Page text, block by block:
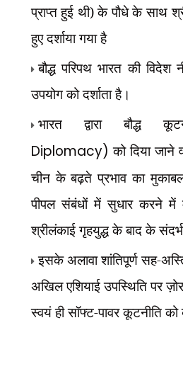
प्राप्त हुई थी) के पौधे के साथ
हुए दर्शाया गया है
बौद्ध परिपथ भारत की विदेश
उपयोग को दर्शाता है।
भारत द्वारा बौद्ध
Diplomacy)को दिया जाने
चीन के बढ़ते प्रभाव का
पीपल संबंधों में सुधार करने में
श्रीलंकाई गृहयुद्ध के बाद के
इसके अलावा शांतिपूर्ण सह-
अखिल एशियाई उपस्थिति पर
स्वयं ही सॉफ्ट-पावर कूटनीति को